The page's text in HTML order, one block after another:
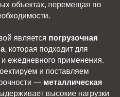
объектах, перемещая по
является погрузочная
, которая подходит для
и ежедневного применения.
и поставляем
— металлическая
высокие нагрузки